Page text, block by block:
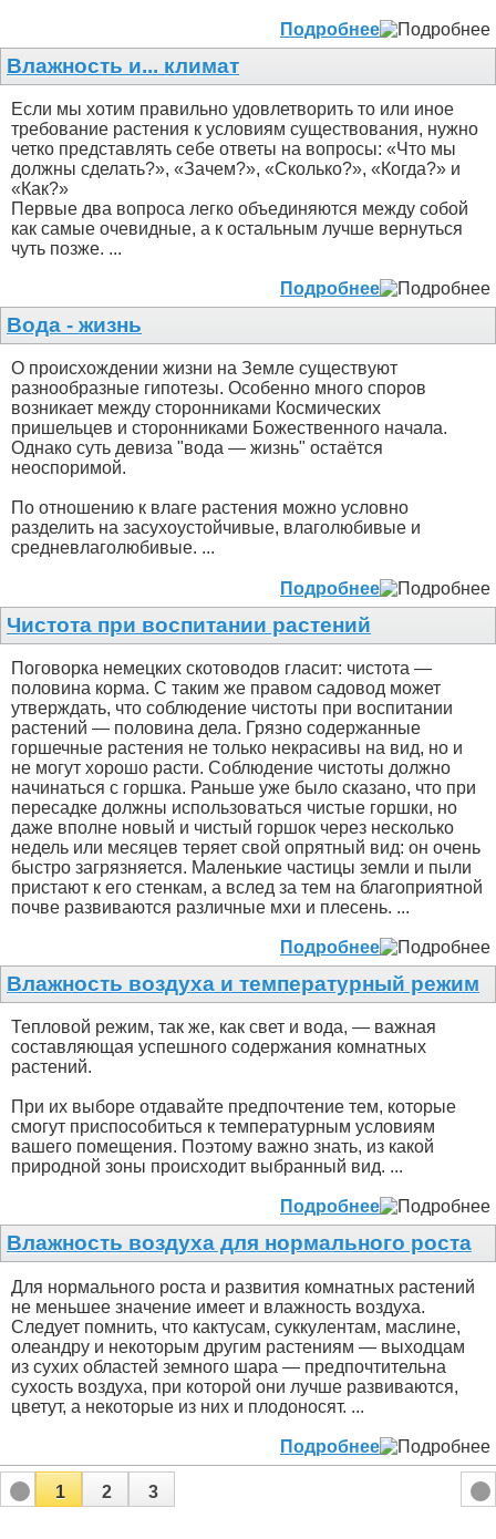
Подробнее
Влажность и... климат
Если мы хотим правильно удовлетворить то или иное
требование растения к условиям существования, нужно
четко представлять себе ответы на вопросы: «Что мы
должны сделать?», «Зачем?», «Сколько?», «Когда?» и
«Как?»
Первые два вопроса легко объединяются между собой
как самые очевидные, а к остальным лучше вернуться
чуть позже. ...
Подробнее
Вода - жизнь
О происхождении жизни на Земле существуют
разнообразные гипотезы. Особенно много споров
возникает между сторонниками Космических
пришельцев и сторонниками Божественного начала.
Однако суть девиза "вода — жизнь" остаётся
неоспоримой.
По отношению к влаге растения можно условно
разделить на засухоустойчивые, влаголюбивые и
средневлаголюбивые. ...
Подробнее
Чистота при воспитании растений
Поговорка немецких скотоводов гласит: чистота —
половина корма. С таким же правом садовод может
утверждать, что соблюдение чистоты при воспитании
растений — половина дела. Грязно содержанные
горшечные растения не только некрасивы на вид, но и
не могут хорошо расти. Соблюдение чистоты должно
начинаться с горшка. Раньше уже было сказано, что при
пересадке должны использоваться чистые горшки, но
даже вполне новый и чистый горшок через несколько
недель или месяцев теряет свой опрятный вид: он очень
быстро загрязняется. Маленькие частицы земли и пыли
пристают к его стенкам, а вслед за тем на благоприятной
почве развиваются различные мхи и плесень. ...
Подробнее
Влажность воздуха и температурный режим
Тепловой режим, так же, как свет и вода, — важная
составляющая успешного содержания комнатных
растений.
При их выборе отдавайте предпочтение тем, которые
смогут приспособиться к температурным условиям
вашего помещения. Поэтому важно знать, из какой
природной зоны происходит выбранный вид. ...
Подробнее
Влажность воздуха для нормального роста
Для нормального роста и развития комнатных растений
не меньшее значение имеет и влажность воздуха.
Следует помнить, что кактусам, суккулентам, маслине,
олеандру и некоторым другим растениям — выходцам
из сухих областей земного шара — предпочтительна
сухость воздуха, при которой они лучше развиваются,
цветут, а некоторые из них и плодоносят. ...
Подробнее
1 2 3